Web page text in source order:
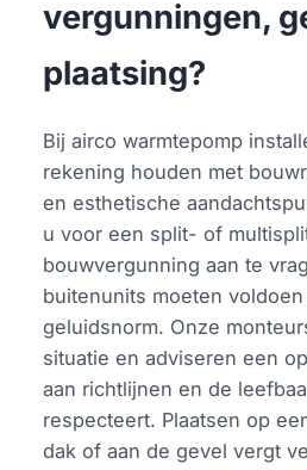
vergunningen,
plaatsing?
Bij airco warmtepomp
rekening houden met
en esthetische
u voor een split- of
bouwvergunning aan te
buitenunits moeten
geluidsnorm. Onze
situatie en adviseren een
aan richtlijnen en de
respecteert. Plaatsen op
dak of aan de gevel vergt